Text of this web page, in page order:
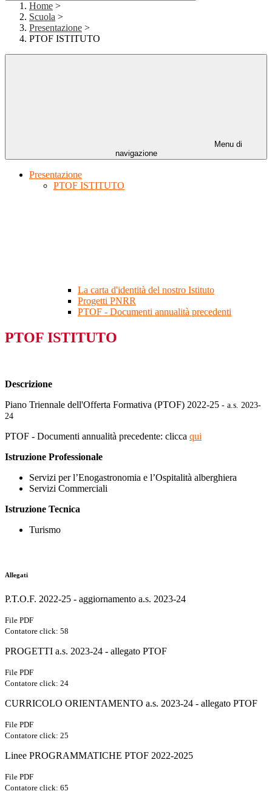
Home >
Scuola >
Presentazione >
PTOF ISTITUTO
Menu di
navigazione
Presentazione
PTOF ISTITUTO
La carta d'identità del nostro Istituto
Progetti PNRR
PTOF - Documenti annualità precedenti
PTOF ISTITUTO
Descrizione
Piano Triennale dell'Offerta Formativa (PTOF) 2022-25 - a.s. 2023-
24
PTOF - Documenti annualità precedente: clicca qui
Istruzione Professionale
Servizi per l’Enogastronomia e l’Ospitalità alberghiera
Servizi Commerciali
Istruzione Tecnica
Turismo
Allegati
P.T.O.F. 2022-25 - aggiornamento a.s. 2023-24
File PDF
Contatore click: 58
PROGETTI a.s. 2023-24 - allegato PTOF
File PDF
Contatore click: 24
CURRICOLO ORIENTAMENTO a.s. 2023-24 - allegato PTOF
File PDF
Contatore click: 25
Linee PROGRAMMATICHE PTOF 2022-2025
File PDF
Contatore click: 65